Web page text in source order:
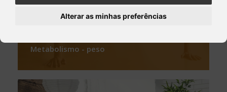
Alterar as minhas preferências
Metabolismo - peso